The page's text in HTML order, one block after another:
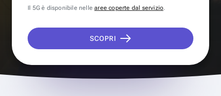
Il 5G è disponibile nellearee coperte dal servizio.
SCOPRI